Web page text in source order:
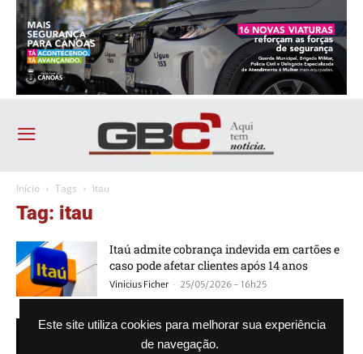
Este site utiliza cookies para melhorar sua experiência
de navegação.
Início Tags Itau
Tag: itau
Itaú admite cobrança indevida em cartões e
caso pode afetar clientes após 14 anos
Vinicius Ficher - 25/05/2026 - 16h25
Pix, Nubank, Caixa, Itaú e Bradesco estão
fora do ar?